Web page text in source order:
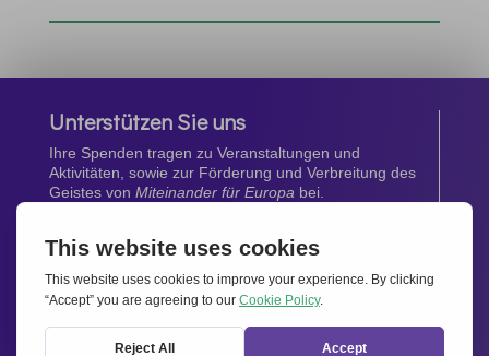
Unterstützen Sie uns
Ihre Spenden tragen zu Veranstaltungen und
Aktivitäten, sowie zur Förderung und Verbreitung des
Geistes von Miteinander für Europa bei.
Jetzt spenden
Newsletter